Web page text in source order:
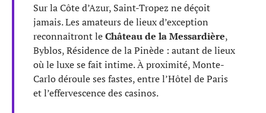
Sur la Côte d’Azur, Saint-Tropez ne déçoit
jamais. Les amateurs de lieux d’exception
reconnaîtront leChâteau de la Messardière,
Byblos, Résidence de la Pinède : autant de lieux
où le luxe se fait intime. À proximité, Monte-
Carlo déroule ses fastes, entre l’Hôtel de Paris
et l’effervescence des casinos.